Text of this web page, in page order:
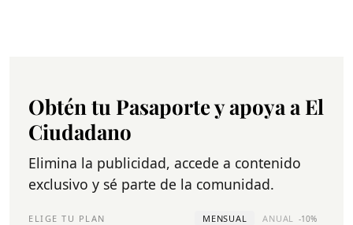
Obtén tu Pasaporte y apoya a El
Ciudadano
Elimina la publicidad, accede a contenido
exclusivo y sé parte de la comunidad.
ELIGE TU PLAN MENSUAL ANUAL -10%